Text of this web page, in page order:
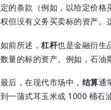
定的条款（例如，以给定价
权但没有义务买卖标的资产。
如前所述，杠杆也是金融衍生
数量的标的资产。例如，石油
最后，在现代市场中， 结算通
到一蒲式耳玉米或 1000 桶石